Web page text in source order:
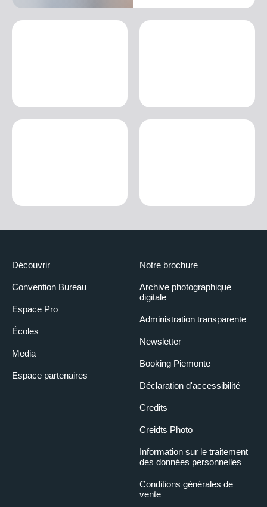
Découvrir
Convention Bureau
Espace Pro
Écoles
Media
Espace partenaires
Notre brochure
Archive photographique
digitale
Administration transparente
Newsletter
Booking Piemonte
Déclaration d'accessibilité
Credits
Creidts Photo
Information sur le traitement
des données personnelles
Conditions générales de
vente